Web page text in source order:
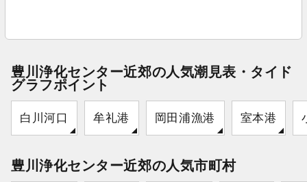
豊川浄化センター近郊の人気潮見表・タイド
グラフポイント
白川河口 牟礼港 岡田浦漁港 室本港
豊川浄化センター近郊の人気市町村